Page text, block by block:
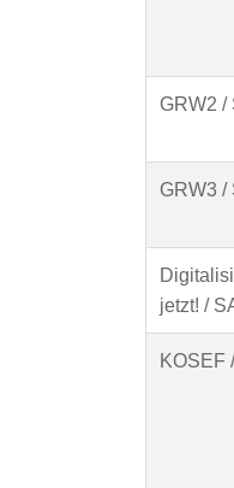
GRW2 /
GRW3 /
jetzt! /
KOSEF